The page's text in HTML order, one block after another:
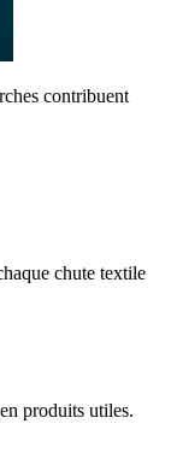
contribuent
chute textile
produits utiles.